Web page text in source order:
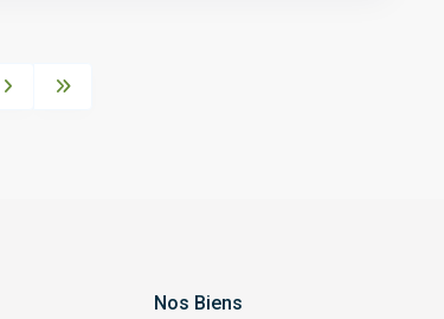
Nos Biens